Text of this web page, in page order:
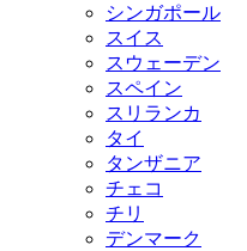
シンガポール
スイス
スウェーデン
スペイン
スリランカ
タイ
タンザニア
チェコ
チリ
デンマーク